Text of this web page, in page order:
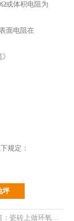
或体积电阻为
面电阻在
规定：
坪
：瓷砖上做环氧地坪怎么施工？